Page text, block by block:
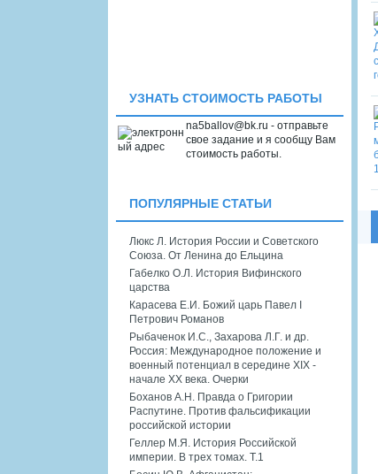
УЗНАТЬ СТОИМОСТЬ РАБОТЫ
na5ballov@bk.ru - отправьте
свое задание и я сообщу Вам
стоимость работы.
ПОПУЛЯРНЫЕ СТАТЬИ
Люкс Л. История России и Советского
Союза. От Ленина до Ельцина
Габелко О.Л. История Вифинского
царства
Карасева Е.И. Божий царь Павел I
Петрович Романов
Рыбаченок И.С., Захарова Л.Г. и др.
Россия: Международное положение и
военный потенциал в середине XIX -
начале XX века. Очерки
Боханов А.Н. Правда о Григории
Распутине. Против фальсификации
российской истории
Геллер М.Я. История Российской
империи. В трех томах. Т.1